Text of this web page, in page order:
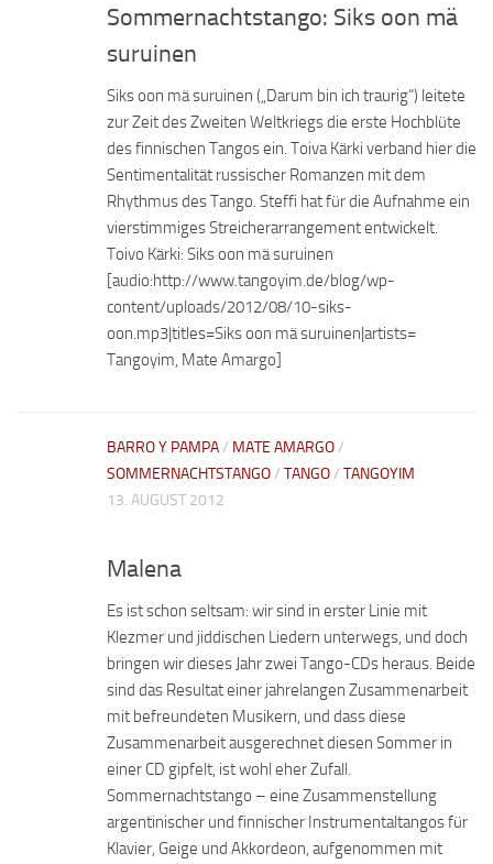
Sommernachtstango: Siks oon mä
suruinen
Siks oon mä suruinen („Darum bin ich traurig“) leitete
zur Zeit des Zweiten Weltkriegs die erste Hochblüte
des finnischen Tangos ein. Toiva Kärki verband hier die
Sentimentalität russischer Romanzen mit dem
Rhythmus des Tango. Steffi hat für die Aufnahme ein
vierstimmiges Streicherarrangement entwickelt.
Toivo Kärki: Siks oon mä suruinen
[audio:http://www.tangoyim.de/blog/wp-
content/uploads/2012/08/10-siks-
oon.mp3|titles=Siks oon mä suruinen|artists=
Tangoyim, Mate Amargo]
BARRO Y PAMPA/ MATE AMARGO/
SOMMERNACHTSTANGO/ TANGO/ TANGOYIM
13. AUGUST 2012
Malena
Es ist schon seltsam: wir sind in erster Linie mit
Klezmer und jiddischen Liedern unterwegs, und doch
bringen wir dieses Jahr zwei Tango-CDs heraus. Beide
sind das Resultat einer jahrelangen Zusammenarbeit
mit befreundeten Musikern, und dass diese
Zusammenarbeit ausgerechnet diesen Sommer in
einer CD gipfelt, ist wohl eher Zufall.
Sommernachtstango – eine Zusammenstellung
argentinischer und finnischer Instrumentaltangos für
Klavier, Geige und Akkordeon, aufgenommen mit